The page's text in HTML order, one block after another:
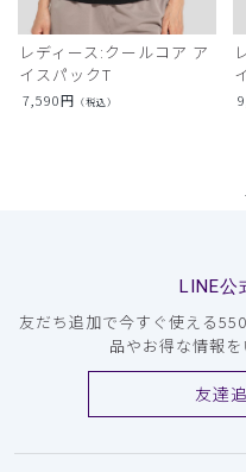
レディース:クールコア ア
イスパックT
7,590円 （税込）
LINE公
友だち追加で今すぐ使える
品やお得な情報を
友達